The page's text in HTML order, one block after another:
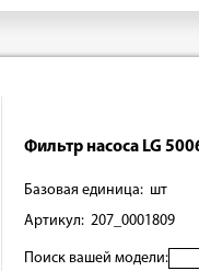
Фильтр насоса LG
Базовая единица: шт
Артикул: 207_0001809
Поиск вашей модели: